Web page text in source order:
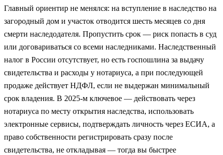
Главный ориентир не менялся: на вступление в наследство на
загородный дом и участок отводится шесть месяцев со дня
смерти наследодателя. Пропустить срок — риск попасть в суд
или договариваться со всеми наследниками. Наследственный
налог в России отсутствует, но есть госпошлина за выдачу
свидетельства и расходы у нотариуса, а при последующей
продаже действует НДФЛ, если не выдержан минимальный
срок владения. В 2025‑м ключевое — действовать через
нотариуса по месту открытия наследства, использовать
электронные сервисы, подтверждать личность через ЕСИА, а
право собственности регистрировать сразу после
свидетельства, не откладывая — тогда вы быстрее